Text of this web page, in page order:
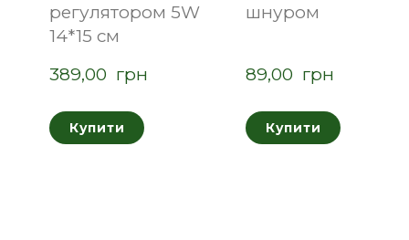
регулятором 5W
14*15 см
389,00  грн
Купити
шнуром
89,00  грн
Купити